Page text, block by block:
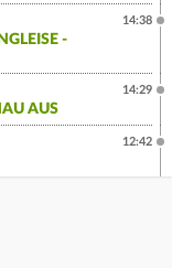
-
14:38
AUS
14:29
12:42